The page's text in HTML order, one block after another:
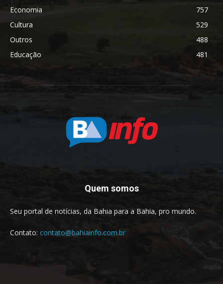
Economia
757
Cultura
529
Outros
488
Educação
481
Quem somos
Seu portal de notícias, da Bahia para a Bahia, pro mundo.
Contato: contato@bahiainfo.com.br